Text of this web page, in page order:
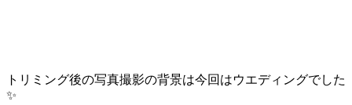
トリミング後の写真撮影の背景は今回はウエディングでした
✨